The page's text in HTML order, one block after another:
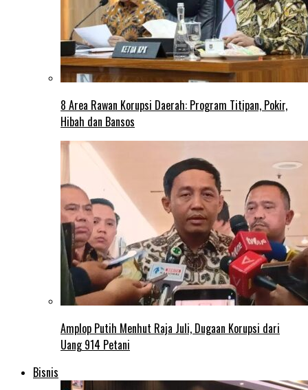
8 Area Rawan Korupsi Daerah: Program Titipan, Pokir,
Hibah dan Bansos
Amplop Putih Menhut Raja Juli, Dugaan Korupsi dari
Uang 914 Petani
Bisnis